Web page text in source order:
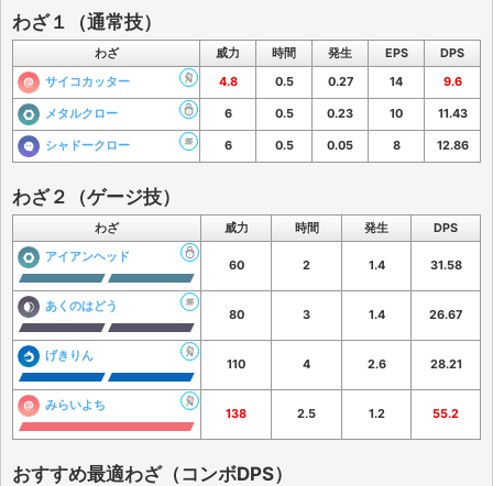
わざ１（通常技）
わざ 威力 時間 発生 EPS
DPS
サイコカッター
4.8 0.5 0.27 14 9.6
メタルクロー 6 0.5 0.23 10 11.43
シャドークロー 6 0.5 0.05 8 12.86
わざ２（ゲージ技）
わざ 威力 時間 発生
DPS
アイアンヘッド
60 2 1.4 31.58
あくのはどう
80 3 1.4 26.67
げきりん
110 4 2.6 28.21
みらいよち
138 2.5 1.2 55.2
おすすめ最適わざ（コンボDPS）